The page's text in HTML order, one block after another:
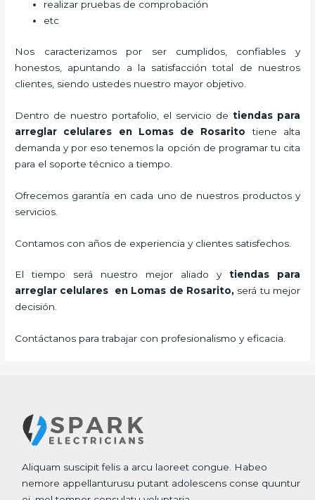
realizar pruebas de comprobación
etc
Nos caracterizamos por ser cumplidos, confiables y
honestos, apuntando a la satisfacción total de nuestros
clientes, siendo ustedes nuestro mayor objetivo.
Dentro de nuestro portafolio, el servicio de tiendas para
arreglar celulares en Lomas de Rosarito tiene alta
demanda y por eso tenemos la opción de programar tu cita
para el soporte técnico a tiempo.
Ofrecemos garantía en cada uno de nuestros productos y
servicios.
Contamos con años de experiencia y clientes satisfechos.
El tiempo será nuestro mejor aliado y tiendas para
arreglar celulares en Lomas de Rosarito, será tu mejor
decisión.
Contáctanos para trabajar con profesionalismo y eficacia.
Aliquam suscipit felis a arcu laoreet congue. Habeo
nemore appellanturusu putant adolescens conse quuntur